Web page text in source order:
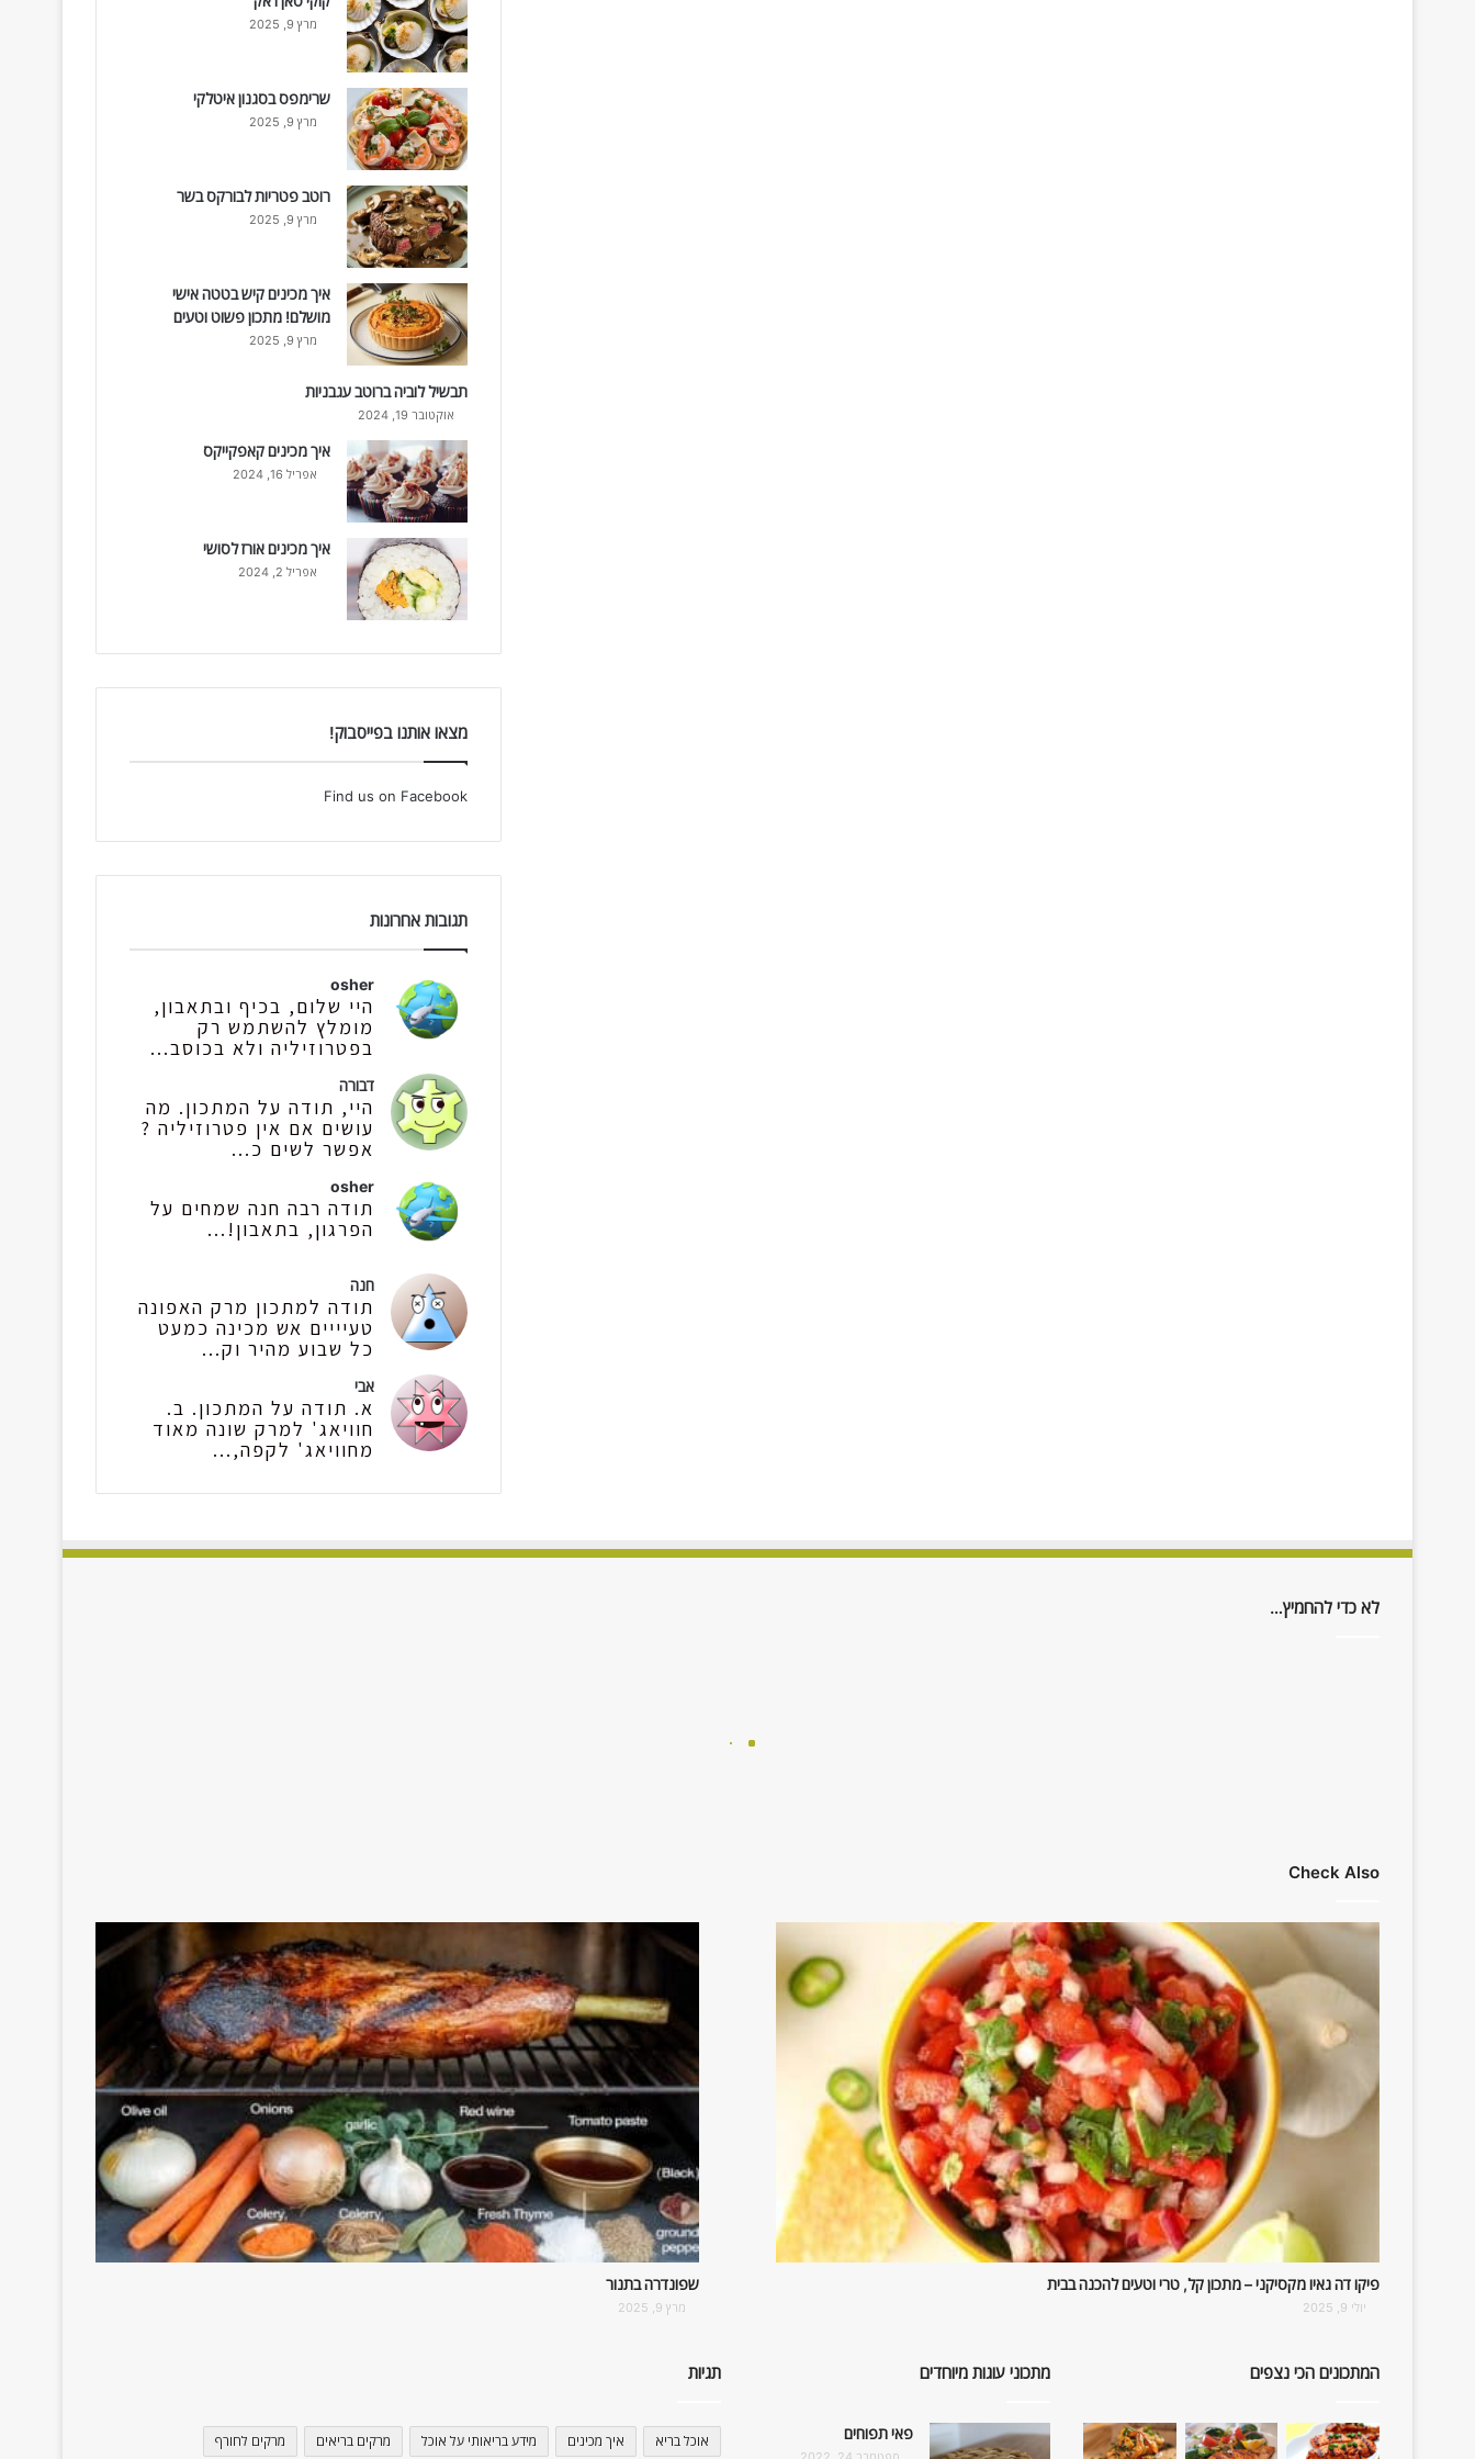
מרץ 9, 2025
שרימפס בסגנון איטלקי
מרץ 9, 2025
רוטב פטריות לבורקס בשר
מרץ 9, 2025
איך מכינים קיש בטטה אישי
מושלם! מתכון פשוט וטעים
מרץ 9, 2025
תבשיל לוביה ברוטב עגבניות
אוקטובר 19, 2024
איך מכינים קאפקייקס
אפריל 16, 2024
איך מכינים אורז לסושי
אפריל 2, 2024
מצאו אותנו בפייסבוק!
Find us on Facebook
תגובות אחרונות
osher
היי שלום, בכיף ובתאבון,
מומלץ להשתמש רק
בפטרוזיליה ולא בכוסב...
דבורה
היי, תודה על המתכון. מה
עושים אם אין פטרוזיליה ?
אפשר לשים כ...
osher
תודה רבה חנה שמחים על
הפרגון, בתאבון!...
חנה
תודה למתכון מרק האפונה
טעיייים אש מכינה כמעט
כל שבוע מהיר וק...
אבי
א. תודה על המתכון. ב.
חוויאג' למרק שונה מאוד
מחוויאג' לקפה,...
לא כדי להחמיץ…
Check Also
פיקו דה גאיו מקסיקני – מתכון קל, טרי וטעים להכנה בבית
יולי 9, 2025
שפונדרה בתנור
מרץ 9, 2025
המתכונים הכי נצפים מתכוני עוגות מיוחדים
פאי תפוחים
תגיות
אוכל בריא איך מכינים מידע בריאותי על אוכל מרקים בריאים מרקים לחורף